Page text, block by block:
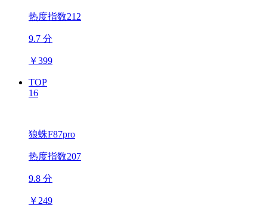
热度指数212
9.7 分
￥399
TOP
16
狼蛛F87pro
热度指数207
9.8 分
￥ 249